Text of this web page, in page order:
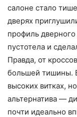
салоне стало
дверях
профиль
пустотела и
Правда, от
большей тишины.
высоких витках,
альтернатива —
почти идеально